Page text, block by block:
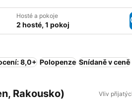
Hosté a pokoje
2 hosté, 1 pokoj
8,0+ Polopenze Snídaně v ceně
Rakousko) Vliv